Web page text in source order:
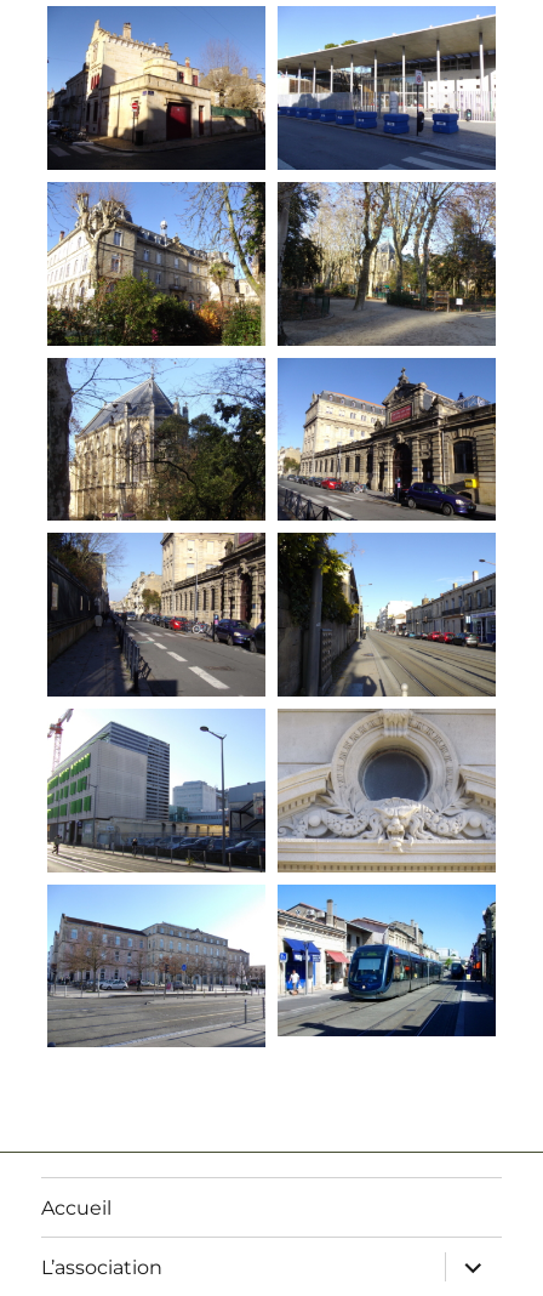
Accueil
L’association
ouvrir
le